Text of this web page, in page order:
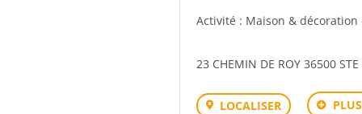
Activité : Maison &
23 CHEMIN DE ROY 36500
LOCALISER